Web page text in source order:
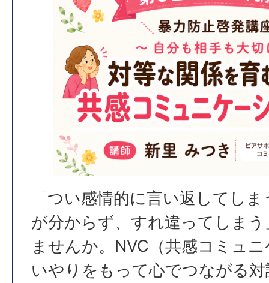
「つい感情的に言い返してし
が分からず、すれ違ってしま
ませんか。NVC（共感コミュ
いやりをもって心でつながる